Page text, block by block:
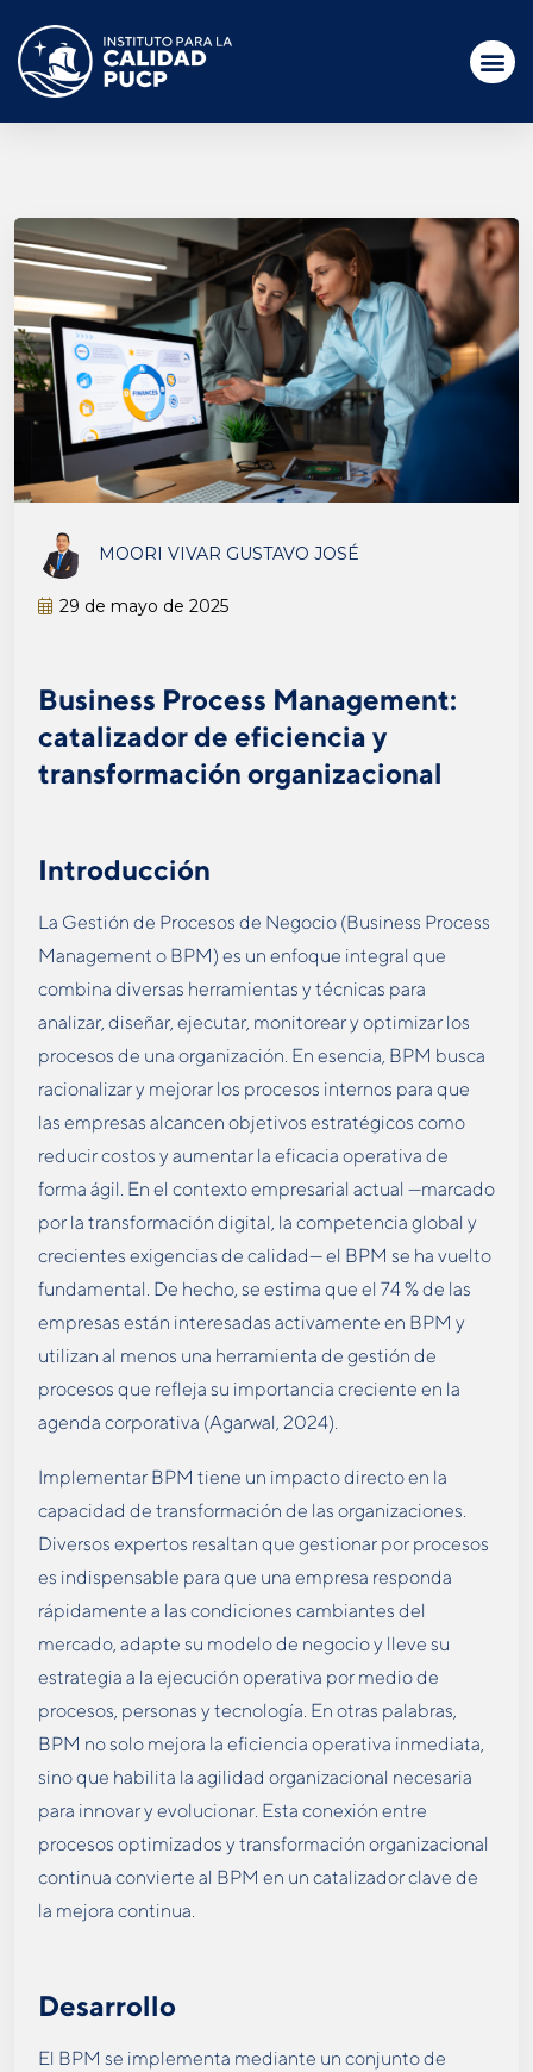
MOORI VIVAR GUSTAVO JOSÉ
29 de mayo de 2025
Business Process Management:
catalizador de eficiencia y
transformación organizacional
Introducción
La Gestión de Procesos de Negocio (Business Process
Management o BPM) es un enfoque integral que
combina diversas herramientas y técnicas para
analizar, diseñar, ejecutar, monitorear y optimizar los
procesos de una organización​. En esencia, BPM busca
racionalizar y mejorar los procesos internos para que
las empresas alcancen objetivos estratégicos como
reducir costos y aumentar la eficacia operativa de
forma ágil. En el contexto empresarial actual —marcado
por la transformación digital, la competencia global y
crecientes exigencias de calidad— el BPM se ha vuelto
fundamental. De hecho, se estima que el 74 % de las
empresas están interesadas activamente en BPM y
utilizan al menos una herramienta de gestión de
procesos que refleja su importancia creciente en la
agenda corporativa (Agarwal, 2024).
Implementar BPM tiene un impacto directo en la
capacidad de transformación de las organizaciones.
Diversos expertos resaltan que gestionar por procesos
es indispensable para que una empresa responda
rápidamente a las condiciones cambiantes del
mercado, adapte su modelo de negocio y lleve su
estrategia a la ejecución operativa por medio de
procesos, personas y tecnología​. En otras palabras,
BPM no solo mejora la eficiencia operativa inmediata,
sino que habilita la agilidad organizacional necesaria
para innovar y evolucionar. Esta conexión entre
procesos optimizados y transformación organizacional
continua convierte al BPM en un catalizador clave de
la mejora continua.
Desarrollo
El BPM se implementa mediante un conjunto de